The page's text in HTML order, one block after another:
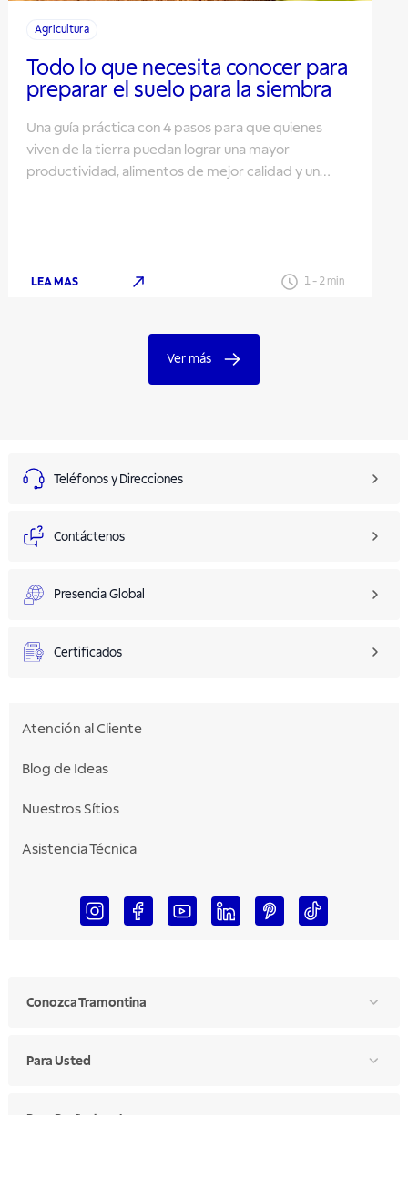
Agricultura
Todo lo que necesita conocer para
preparar el suelo para la siembra
Una guía práctica con 4 pasos para que quienes
viven de la tierra puedan lograr una mayor
productividad, alimentos de mejor calidad y un
LEA MAS 1- 2 min
Ver más
Teléfonos y Direcciones
Contáctenos
Presencia Global
Certificados
Atención al Cliente
Blog de Ideas
Nuestros Sítios
Asistencia Técnica
Conozca Tramontina
Para Usted
Para Profesionales